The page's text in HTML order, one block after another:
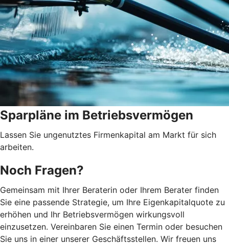
Sparpläne im Betriebsvermögen
Lassen Sie ungenutztes Firmenkapital am Markt für sich
arbeiten.
Noch Fragen?
Gemeinsam mit Ihrer Beraterin oder Ihrem Berater finden
Sie eine passende Strategie, um Ihre Eigenkapitalquote zu
erhöhen und Ihr Betriebsvermögen wirkungsvoll
einzusetzen. Vereinbaren Sie einen Termin oder besuchen
Sie uns in einer unserer Geschäftsstellen. Wir freuen uns